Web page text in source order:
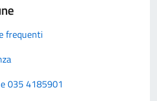
frequenti
035 4185901